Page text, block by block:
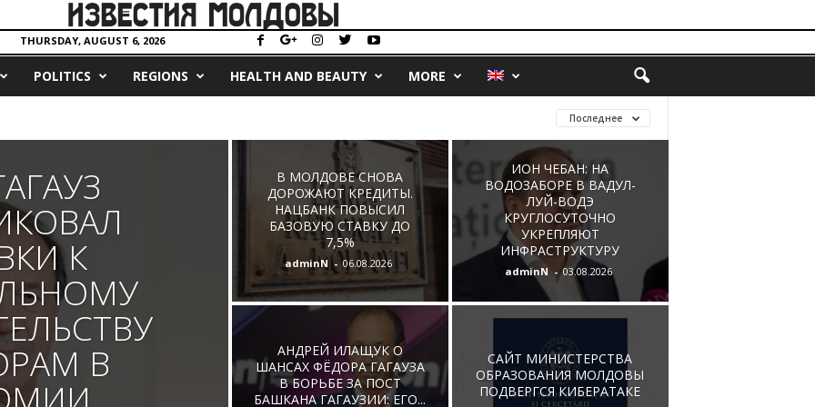
THURSDAY, AUGUST 6, 2026
POLITICS REGIONS HEALTH AND BEAUTY MORE
Последнее
К
В
В МОЛДОВЕ СНОВА
ДОРОЖАЮТ КРЕДИТЫ.
НАЦБАНК ПОВЫСИЛ
БАЗОВУЮ СТАВКУ ДО
7,5%
adminN - 06.08.2026
ИОН ЧЕБАН: НА
ВОДОЗАБОРЕ В ВАДУЛ-
ЛУЙ-ВОДЭ
КРУГЛОСУТОЧНО
УКРЕПЛЯЮТ
ИНФРАСТРУКТУРУ
adminN - 03.08.2026
АНДРЕЙ ИЛАЩУК О
ШАНСАХ ФЁДОРА ГАГАУЗА
В БОРЬБЕ ЗА ПОСТ
БАШКАНА ГАГАУЗИИ: ЕГО...
САЙТ МИНИСТЕРСТВА
ОБРАЗОВАНИЯ МОЛДОВЫ
ПОДВЕРГСЯ КИБЕРАТАКЕ